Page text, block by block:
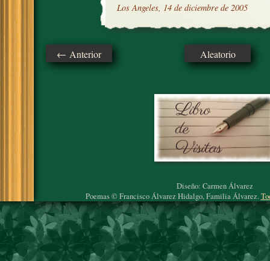
Los Angeles, 14 de diciembre de 2005
← Anterior Aleatorio
Diseño: Carmen Álvarez
Poemas © Francisco Álvarez Hidalgo, Familia Álvarez.